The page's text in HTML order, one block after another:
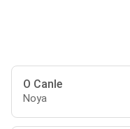
O Canle
Noya